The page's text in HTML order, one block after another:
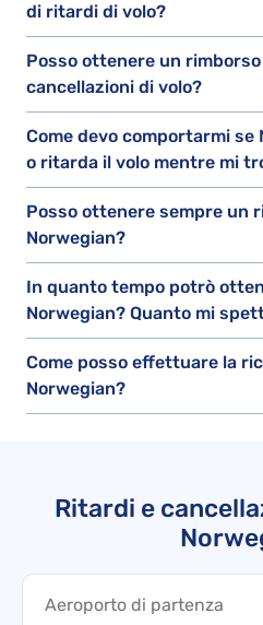
di ritardi di volo?
Posso ottenere un
cancellazioni di volo?
Come devo comportarmi se
o ritarda il volo mentre mi
Posso ottenere sempre un
Norwegian?
In quanto tempo potrò
Norwegian? Quanto mi
Come posso effettuare la
Norwegian?
Ritardi e